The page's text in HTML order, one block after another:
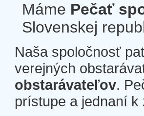
Máme Pečať
Slovenskej
Naša spoločnosť
verejných
obstarávateľov.
prístupe a jednaní